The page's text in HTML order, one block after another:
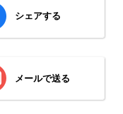
シェアする
メールで送る